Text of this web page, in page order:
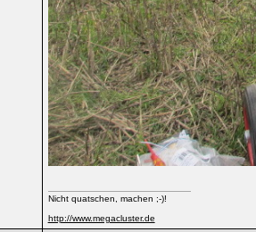
Nicht quatschen, machen ;-)!
http://www.megacluster.de